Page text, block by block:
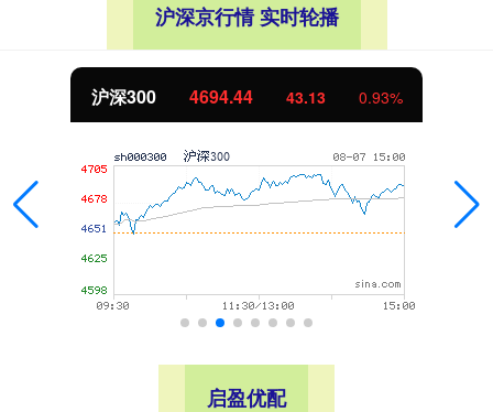
沪深京行情 实时轮播
沪深300 4694.44 43.13 0.93%
启盈优配